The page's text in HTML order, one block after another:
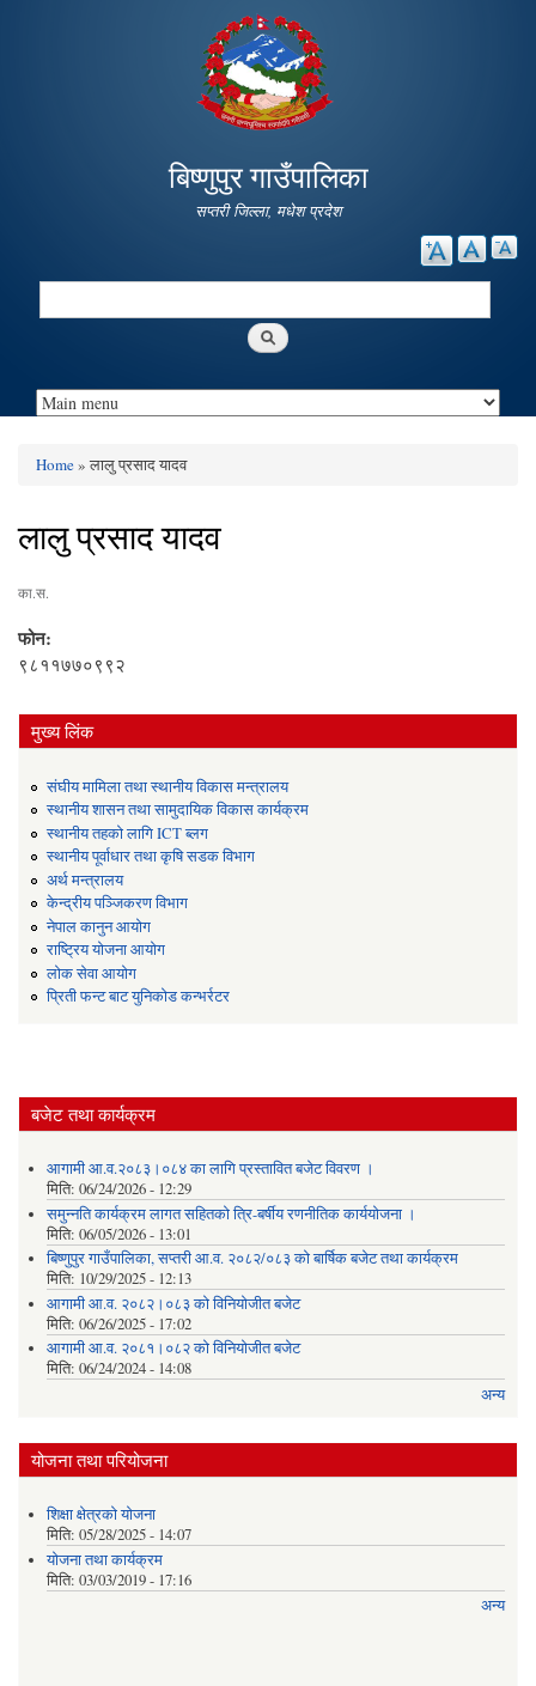
main
content
बिष्णुपुर गाउँपालिका
सप्तरी जिल्ला, मधेश प्रदेश
Search
You are here
Home» लालु प्रसाद यादव
लालु प्रसाद यादव
का.स.
फोन:
९८११७७०९९२
मुख्य लिंक
संघीय मामिला तथा स्थानीय विकास मन्त्रालय
स्थानीय शासन तथा सामुदायिक विकास कार्यक्रम
स्थानीय तहको लागि ICT ब्लग
स्थानीय पूर्वाधार तथा कृषि सडक विभाग
अर्थ मन्त्रालय
केन्द्रीय पञ्जिकरण विभाग
नेपाल कानुन आयोग
राष्ट्रिय योजना आयोग
लोक सेवा आयोग
प्रिती फन्ट बाट युनिकोड कन्भर्रटर
बजेट तथा कार्यक्रम
आगामी आ.व.२०८३।०८४ का लागि प्रस्तावित बजेट विवरण ।
मिति: 06/24/2026 - 12:29
समुन्नति कार्यक्रम लागत सहितको त्रि-बर्षीय रणनीतिक कार्ययोजना ।
मिति: 06/05/2026 - 13:01
बिष्णुपुर गाउँपालिका, सप्तरी आ.व. २०८२/०८३ को बार्षिक बजेट तथा कार्यक्रम
मिति: 10/29/2025 - 12:13
आगामी आ.व. २०८२।०८३ को विनियोजीत बजेट
मिति: 06/26/2025 - 17:02
आगामी आ.व. २०८१।०८२ को विनियोजीत बजेट
मिति: 06/24/2024 - 14:08
अन्य
योजना तथा परियोजना
शिक्षा क्षेत्रकाे याेजना
मिति: 05/28/2025 - 14:07
याेजना तथा कार्यक्रम
मिति: 03/03/2019 - 17:16
अन्य